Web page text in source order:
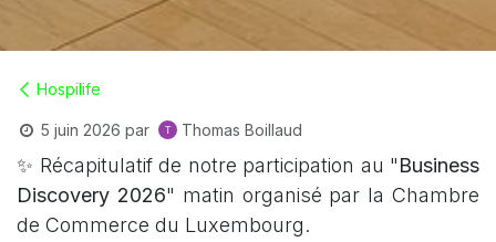
Hospilife
5 juin 2026 par Thomas Boillaud
✨ Récapitulatif de notre participation au "Business
Discovery 2026" matin organisé par la Chambre
de Commerce du Luxembourg.